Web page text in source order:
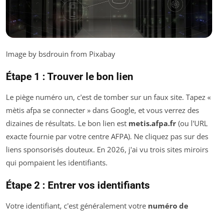
Image by bsdrouin from Pixabay
Étape 1 : Trouver le bon lien
Le piège numéro un, c'est de tomber sur un faux site. Tapez «
mètis afpa se connecter » dans Google, et vous verrez des
dizaines de résultats. Le bon lien est metis.afpa.fr (ou l'URL
exacte fournie par votre centre AFPA). Ne cliquez pas sur des
liens sponsorisés douteux. En 2026, j'ai vu trois sites miroirs
qui pompaient les identifiants.
Étape 2 : Entrer vos identifiants
Votre identifiant, c'est généralement votre numéro de